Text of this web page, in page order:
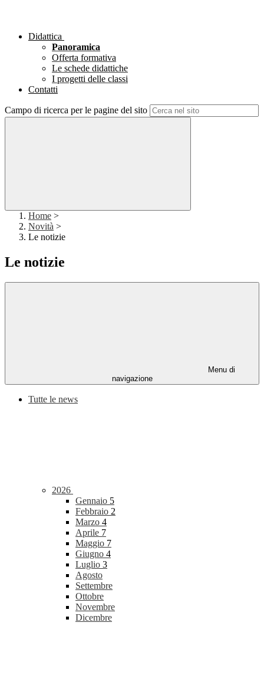
Didattica
Panoramica
Offerta formativa
Le schede didattiche
I progetti delle classi
Contatti
Campo di ricerca per le pagine del sito
Home >
Novità >
Le notizie
Le notizie
Menu di
navigazione
Tutte le news
2026
Gennaio 5
Febbraio 2
Marzo 4
Aprile 7
Maggio 7
Giugno 4
Luglio 3
Agosto
Settembre
Ottobre
Novembre
Dicembre